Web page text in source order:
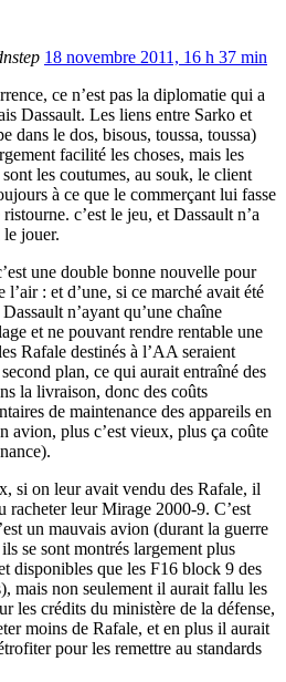
18 novembre 2011, 16 h 37 min
ce n’est pas la diplomatie qui a
Dassault. Les liens entre Sarko et
dans le dos, bisous, toussa, toussa)
facilité les choses, mais les
les coutumes, au souk, le client
à ce que le commerçant lui fasse
c’est le jeu, et Dassault n’a
jouer.
une double bonne nouvelle pour
l’air : et d’une, si ce marché avait été
n’ayant qu’une chaîne
et ne pouvant rendre rentable une
Rafale destinés à l’AA seraient
second plan, ce qui aurait entraîné des
la livraison, donc des coûts
de maintenance des appareils en
avion, plus c’est vieux, plus ça coûte
si on leur avait vendu des Rafale, il
racheter leur Mirage 2000-9. C’est
un mauvais avion (durant la guerre
se sont montrés largement plus
disponibles que les F16 block 9 des
mais non seulement il aurait fallu les
les crédits du ministère de la défense,
moins de Rafale, et en plus il aurait
pour les remettre au standards